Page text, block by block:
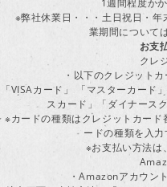
1週間程度か
※弊社休業日・・・土日祝日・年
業期間について
お支
クレ
・以下のクレジット
「VISAカード」 「マスターカード
スカード」「ダイナース
※カードの種類はクレジットカー
ードの種類を入力
※お支払い方法は
・Amazonアカウン